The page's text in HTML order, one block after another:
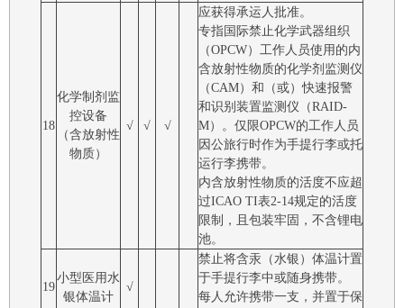
18
化学制剂监
控设备
（含放射性
物质）
√ √ √
应获得承运人批准。
专指国际禁止化学武器组织
（OPCW）工作人员使用的内
含放射性物质的化学剂监测仪
（CAM）和（或）快速报警
和识别装置监测仪（RAID-
M）。仅限OPCW的工作人员
因公旅行时作为手提行李或托
运行李携带。
内含放射性物质的活度不应超
过ICAO TI表2-14规定的活度
限制，且包装牢固，不含锂电
池。
19
小型医用水
银体温计
√
禁止将含汞（水银）体温计置
于手提行李中或随身携带。
每人允许携带一支，并置于保